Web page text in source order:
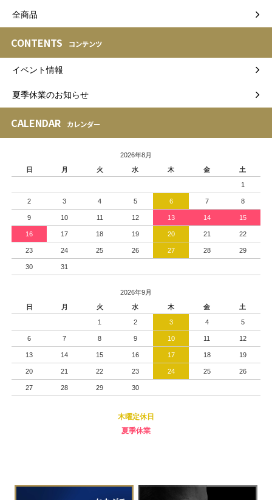
全商品
CONTENTS コンテンツ
イベント情報
夏季休業のお知らせ
CALENDAR カレンダー
2026年8月
日
月 火 水 木 金 土
1
2 3 4 5 6 7 8
9 10 11 12 13 14 15
16 17 18 19 20 21 22
23 24 25 26 27 28 29
30 31
2026年9月
日
月 火 水 木 金 土
1 2 3 4 5
6 7 8 9 10 11 12
13 14 15 16 17 18 19
20 21 22 23 24 25 26
27 28 29 30
木曜定休日
夏季休業